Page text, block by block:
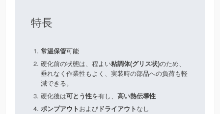
特長
常温保管可能
硬化前の状態は、程よい粘調体(グリス状)のため、
垂れなく作業性もよく、実装時の部品への負荷も軽
減できる。
硬化後は可とう性を有し、 高い熱伝導性
ポンプアウトおよび ドライアウトなし